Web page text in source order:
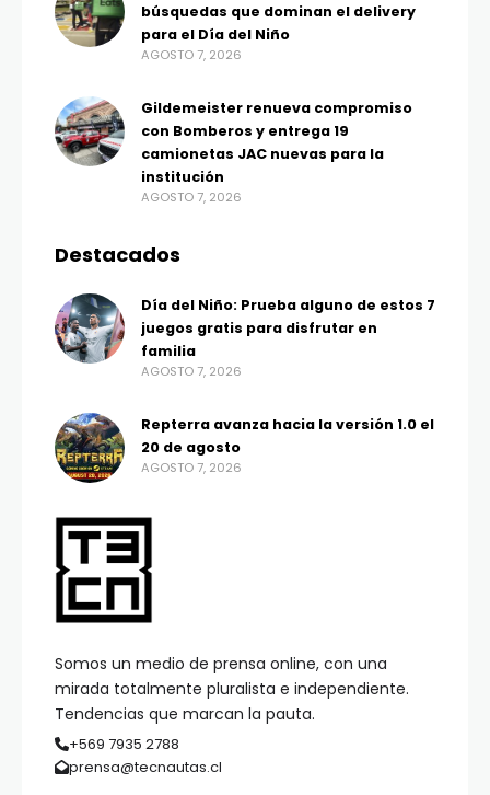
Somos un medio de prensa online, con una
mirada totalmente pluralista e independiente.
Tendencias que marcan la pauta.
+569 7935 2788
prensa@tecnautas.cl
búsquedas que dominan el delivery
para el Día del Niño
AGOSTO 7, 2026
Gildemeister renueva compromiso
con Bomberos y entrega 19
camionetas JAC nuevas para la
institución
AGOSTO 7, 2026
Destacados
Día del Niño: Prueba alguno de estos 7
juegos gratis para disfrutar en
familia
AGOSTO 7, 2026
Repterra avanza hacia la versión 1.0 el
20 de agosto
AGOSTO 7, 2026